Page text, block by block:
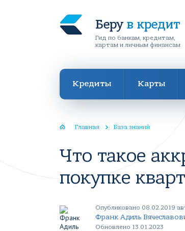
Беру в кредит
Гид по банкам, кредитам,
картам и личным финансам
Кредиты Карты
Главная База знаний
Что такое
покупке
Опубликовано 08.02.2019
Франк Адиль
Обновлено 13.01.2023